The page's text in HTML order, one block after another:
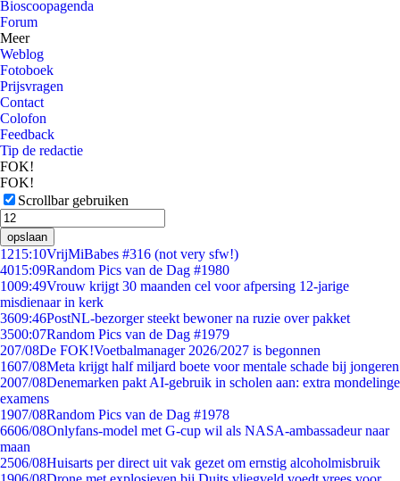
Bioscoopagenda
Forum
Meer
Weblog
Fotoboek
Prijsvragen
Contact
Colofon
Feedback
Tip de redactie
FOK!
FOK!
Scrollbar gebruiken
opslaan
1215:10VrijMiBabes #316 (not very sfw!)
4015:09Random Pics van de Dag #1980
1009:49Vrouw krijgt 30 maanden cel voor afpersing 12-jarige
misdienaar in kerk
3609:46PostNL-bezorger steekt bewoner na ruzie over pakket
3500:07Random Pics van de Dag #1979
207/08De FOK!Voetbalmanager 2026/2027 is begonnen
1607/08Meta krijgt half miljard boete voor mentale schade bij jongeren
2007/08Denemarken pakt AI-gebruik in scholen aan: extra mondelinge
examens
1907/08Random Pics van de Dag #1978
6606/08Onlyfans-model met G-cup wil als NASA-ambassadeur naar
maan
2506/08Huisarts per direct uit vak gezet om ernstig alcoholmisbruik